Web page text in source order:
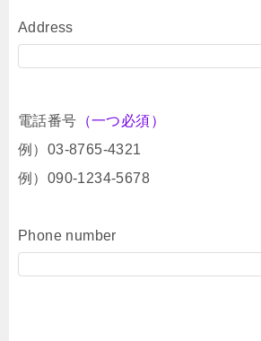
Address
電話番号 （一つ必須）
例）03-8765-4321
例）090-1234-5678
Phone number